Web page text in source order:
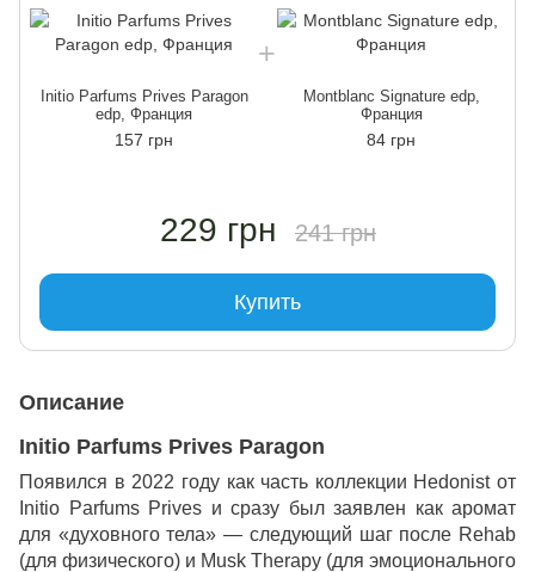
Initio Parfums Prives Paragon
edp, Франция
157 грн
Montblanc Signature edp,
Франция
84 грн
229 грн 241 грн
Купить
Описание
Initio Parfums Prives Paragon
Появился в 2022 году как часть коллекции Hedonist от
Initio Parfums Prives и сразу был заявлен как аромат
для «духовного тела» — следующий шаг после Rehab
(для физического) и Musk Therapy (для эмоционального